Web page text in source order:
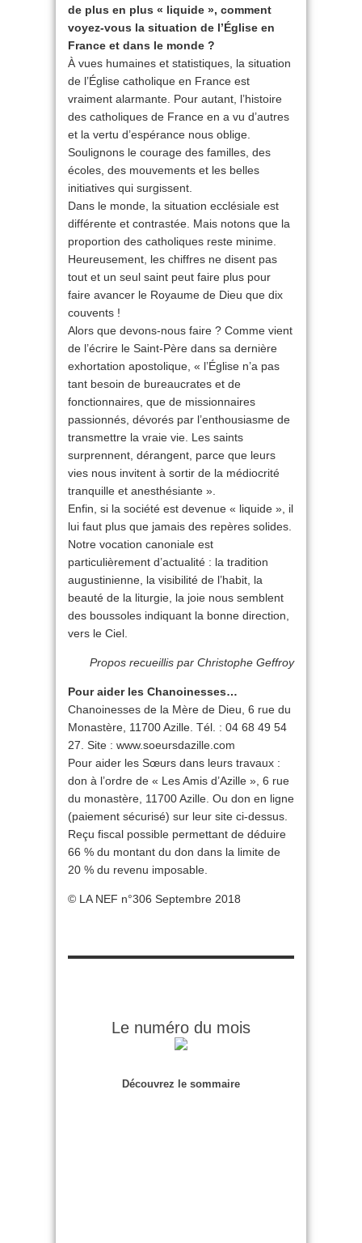
de plus en plus « liquide », comment
voyez-vous la situation de l’Église en
France et dans le monde ?
À vues humaines et statistiques, la situation
de l’Église catholique en France est
vraiment alarmante. Pour autant, l’histoire
des catholiques de France en a vu d’autres
et la vertu d’espérance nous oblige.
Soulignons le courage des familles, des
écoles, des mouvements et les belles
initiatives qui surgissent.
Dans le monde, la situation ecclésiale est
différente et contrastée. Mais notons que la
proportion des catholiques reste minime.
Heureusement, les chiffres ne disent pas
tout et un seul saint peut faire plus pour
faire avancer le Royaume de Dieu que dix
couvents !
Alors que devons-nous faire ? Comme vient
de l’écrire le Saint-Père dans sa dernière
exhortation apostolique, « l’Église n’a pas
tant besoin de bureaucrates et de
fonctionnaires, que de missionnaires
passionnés, dévorés par l’enthousiasme de
transmettre la vraie vie. Les saints
surprennent, dérangent, parce que leurs
vies nous invitent à sortir de la médiocrité
tranquille et anesthésiante ».
Enfin, si la société est devenue « liquide », il
lui faut plus que jamais des repères solides.
Notre vocation canoniale est
particulièrement d’actualité : la tradition
augustinienne, la visibilité de l’habit, la
beauté de la liturgie, la joie nous semblent
des boussoles indiquant la bonne direction,
vers le Ciel.
Propos recueillis par Christophe Geffroy
Pour aider les Chanoinesses…
Chanoinesses de la Mère de Dieu, 6 rue du
Monastère, 11700 Azille. Tél. : 04 68 49 54
27. Site : www.soeursdazille.com
Pour aider les Sœurs dans leurs travaux :
don à l’ordre de « Les Amis d’Azille », 6 rue
du monastère, 11700 Azille. Ou don en ligne
(paiement sécurisé) sur leur site ci-dessus.
Reçu fiscal possible permettant de déduire
66 % du montant du don dans la limite de
20 % du revenu imposable.
© LA NEF n°306 Septembre 2018
Le numéro du mois
Découvrez le sommaire